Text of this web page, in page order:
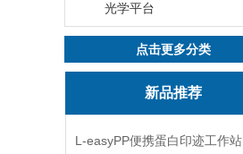
光学平台
点击更多分类
新品推荐
L-easyPP便携蛋白印迹工作站